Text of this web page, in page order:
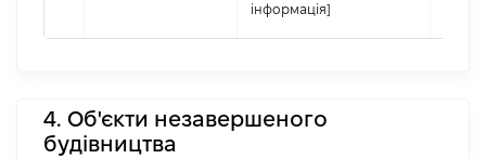
інформація]
4. Об'єкти незавершеного
будівництва